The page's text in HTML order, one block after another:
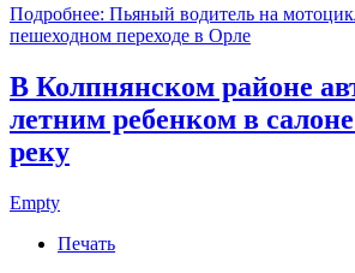
Подробнее: Пьяный водитель на
пешеходном переходе в Орле
В Колпнянском районе
летним ребенком в
реку
Empty
Печать